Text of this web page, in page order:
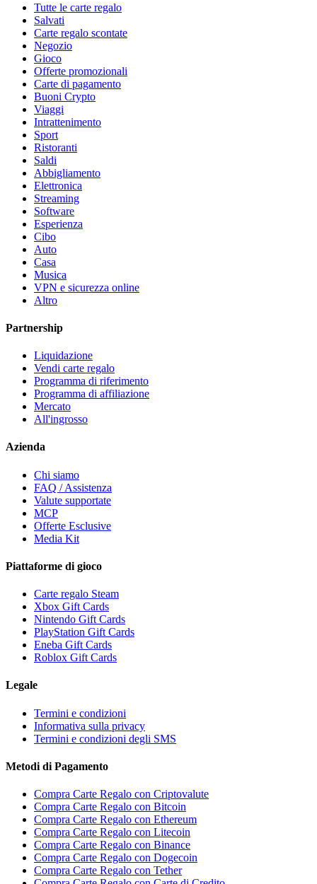
Tutte le carte regalo
Salvati
Carte regalo scontate
Negozio
Gioco
Offerte promozionali
Carte di pagamento
Buoni Crypto
Viaggi
Intrattenimento
Sport
Ristoranti
Saldi
Abbigliamento
Elettronica
Streaming
Software
Esperienza
Cibo
Auto
Casa
Musica
VPN e sicurezza online
Altro
Partnership
Liquidazione
Vendi carte regalo
Programma di riferimento
Programma di affiliazione
Mercato
All'ingrosso
Azienda
Chi siamo
FAQ / Assistenza
Valute supportate
MCP
Offerte Esclusive
Media Kit
Piattaforme di gioco
Carte regalo Steam
Xbox Gift Cards
Nintendo Gift Cards
PlayStation Gift Cards
Eneba Gift Cards
Roblox Gift Cards
Legale
Termini e condizioni
Informativa sulla privacy
Termini e condizioni degli SMS
Metodi di Pagamento
Compra Carte Regalo con Criptovalute
Compra Carte Regalo con Bitcoin
Compra Carte Regalo con Ethereum
Compra Carte Regalo con Litecoin
Compra Carte Regalo con Binance
Compra Carte Regalo con Dogecoin
Compra Carte Regalo con Tether